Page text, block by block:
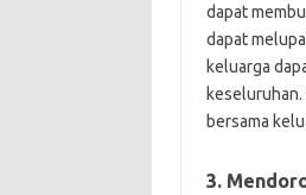
dapat
dapat
keluarga
bersama
3.